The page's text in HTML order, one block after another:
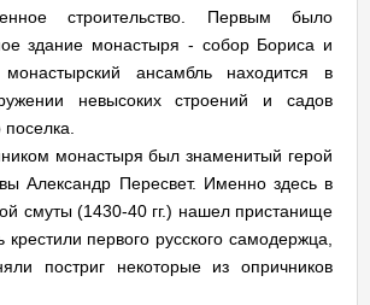
строительство. Первым было
здание монастыря - собор Бориса и
ансамбль находится в
невысоких строений и садов
монастыря был знаменитый герой
Александр Пересвет. Именно здесь в
смуты (1430-40 гг.) нашел пристанище
первого русского самодержца,
постриг некоторые из опричников